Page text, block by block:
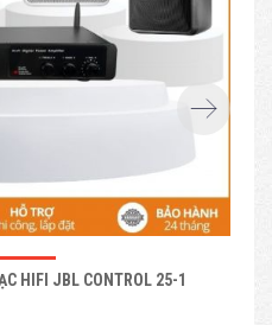
HIFI JBL CONTROL 25-1